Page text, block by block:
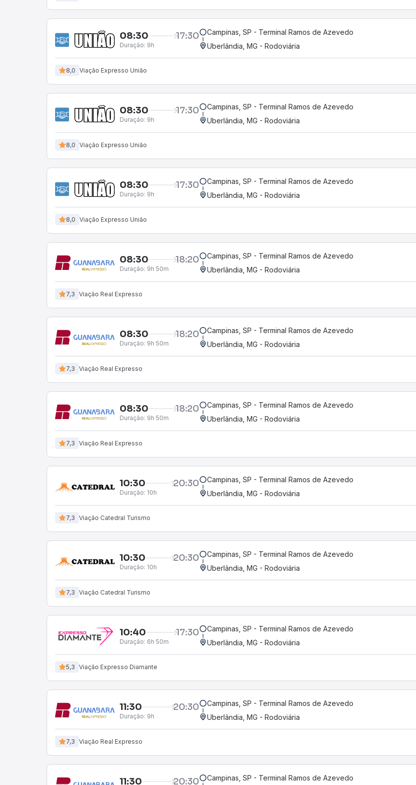
08:30 17:30
Duração: 9h
Campinas, SP - Terminal Ramos de Azevedo
Uberlândia, MG - Rodoviária
8,0 Viação Expresso União
08:30 17:30
Duração: 9h
Campinas, SP - Terminal Ramos de Azevedo
Uberlândia, MG - Rodoviária
8,0 Viação Expresso União
08:30 17:30
Duração: 9h
Campinas, SP - Terminal Ramos de Azevedo
Uberlândia, MG - Rodoviária
8,0 Viação Expresso União
08:30 18:20
Duração: 9h 50m
Campinas, SP - Terminal Ramos de Azevedo
Uberlândia, MG - Rodoviária
7,3 Viação Real Expresso
08:30 18:20
Duração: 9h 50m
Campinas, SP - Terminal Ramos de Azevedo
Uberlândia, MG - Rodoviária
7,3 Viação Real Expresso
08:30 18:20
Duração: 9h 50m
Campinas, SP - Terminal Ramos de Azevedo
Uberlândia, MG - Rodoviária
7,3 Viação Real Expresso
10:30 20:30
Duração: 10h
Campinas, SP - Terminal Ramos de Azevedo
Uberlândia, MG - Rodoviária
7,3 Viação Catedral Turismo
10:30 20:30
Duração: 10h
Campinas, SP - Terminal Ramos de Azevedo
Uberlândia, MG - Rodoviária
7,3 Viação Catedral Turismo
10:40 17:30
Duração: 6h 50m
Campinas, SP - Terminal Ramos de Azevedo
Uberlândia, MG - Rodoviária
5,3 Viação Expresso Diamante
11:30 20:30
Duração: 9h
Campinas, SP - Terminal Ramos de Azevedo
Uberlândia, MG - Rodoviária
7,3 Viação Real Expresso
11:30 20:30 Campinas, SP - Terminal Ramos de Azevedo